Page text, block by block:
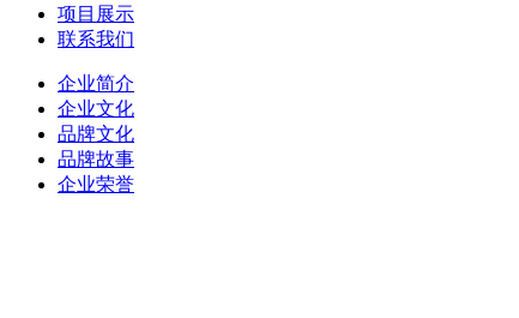
项目展示
联系我们
企业简介
企业文化
品牌文化
品牌故事
企业荣誉